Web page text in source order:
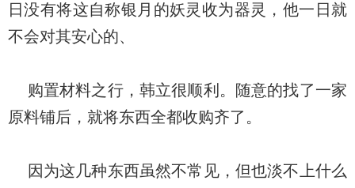
日没有将这自称银月的妖灵收为器灵，他一日就
不会对其安心的、
购置材料之行，韩立很顺利。随意的找了一家
原料铺后，就将东西全都收购齐了。
因为这几种东西虽然不常见，但也淡不上什么